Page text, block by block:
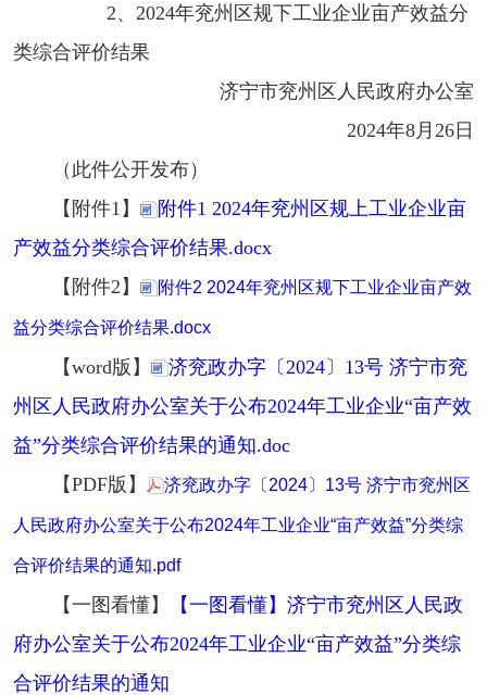
2、2024年兖州区规下工业企业亩产效益分
类综合评价结果
济宁市兖州区人民政府办公室
2024年8月26日
（此件公开发布）
【附件1】
附件1 2024年兖州区规上工业企业亩
产效益分类综合评价结果.docx
【附件2】
附件2 2024年兖州区规下工业企业亩产效
益分类综合评价结果.docx
【word版】
济兖政办字〔2024〕13号 济宁市兖
州区人民政府办公室关于公布2024年工业企业“亩产效
益”分类综合评价结果的通知.doc
【PDF版】
济兖政办字〔2024〕13号 济宁市兖州区
人民政府办公室关于公布2024年工业企业“亩产效益”分类综
合评价结果的通知.pdf
【一图看懂】
【一图看懂】济宁市兖州区人民政
府办公室关于公布2024年工业企业“亩产效益”分类综
合评价结果的通知